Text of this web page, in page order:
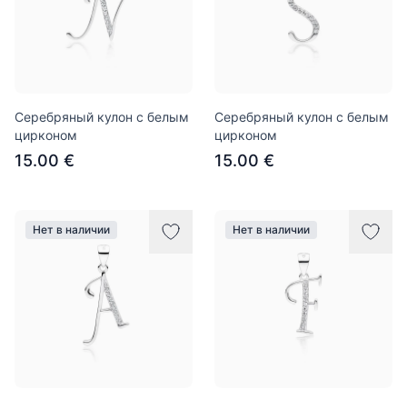
Серебряный кулон с белым
цирконом
15.00 €
Серебряный кулон с белым
цирконом
15.00 €
Нет в наличии Нет в наличии